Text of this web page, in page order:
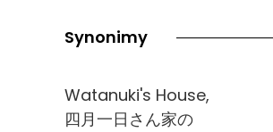
Synonimy
Watanuki's House,
四月一日さん家の